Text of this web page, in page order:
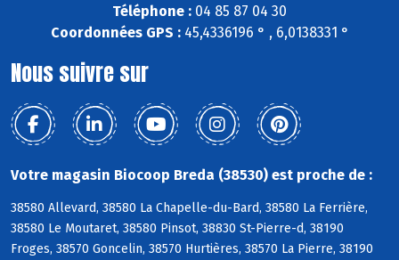
Téléphone : 04 85 87 04 30
Coordonnées GPS :45,4336196 ° , 6,0138331 °
Nous suivre sur
Votre magasin Biocoop Breda (38530) est proche de :
38580 Allevard, 38580 La Chapelle-du-Bard, 38580 La Ferrière,
38580 Le Moutaret, 38580 Pinsot, 38830 St-Pierre-d, 38190
Froges, 38570 Goncelin, 38570 Hurtières, 38570 La Pierre, 38190